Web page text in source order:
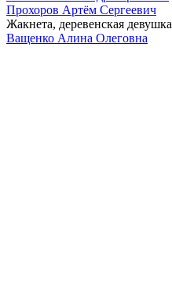
Прохоров Артём Сергеевич
Жакнета, деревенская девушка
Ващенко Алина Олеговна